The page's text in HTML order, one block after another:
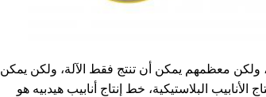
ولكن معظمهم يمكن أن تنتج فقط الآلة، ولكن يمكن
البلاستيكية، خط إنتاج أنابيب هيدبيه هو